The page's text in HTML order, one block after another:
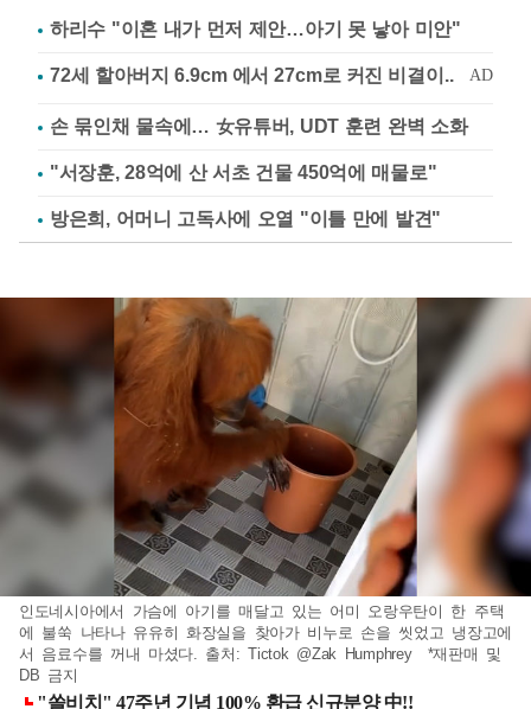
하리수 "이혼 내가 먼저 제안…아기 못 낳아 미안"
손 묶인채 물속에… 女유튜버, UDT 훈련 완벽 소화
"서장훈, 28억에 산 서초 건물 450억에 매물로"
방은희, 어머니 고독사에 오열 "이틀 만에 발견"
인도네시아에서 가슴에 아기를 매달고 있는 어미 오랑우탄이 한 주택
에 불쑥 나타나 유유히 화장실을 찾아가 비누로 손을 씻었고 냉장고에
서 음료수를 꺼내 마셨다. 출처: Tictok @Zak Humphrey *재판매 및
DB 금지